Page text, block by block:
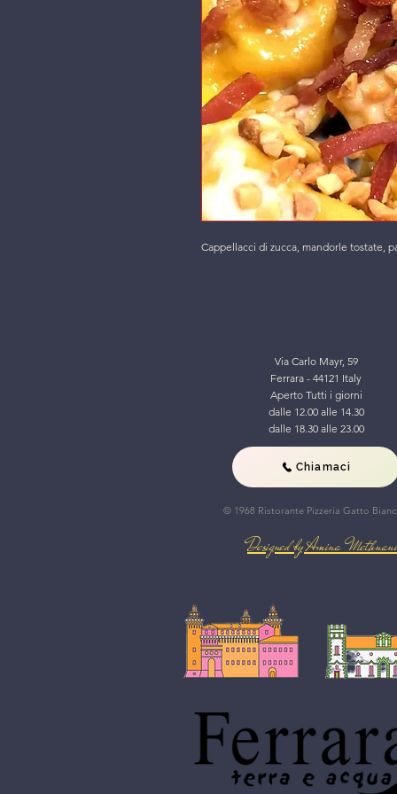
Cappellacci di zucca, mandorle tostate,
Via Carlo Mayr, 59
Ferrara - 44121 Italy
Aperto Tutti i giorni
dalle 12.00 alle 14.30
dalle 18.30 alle 23.00
Chiamaci
© 1968 Ristorante Pizzeria Gatto
Designed by Amina Methnani